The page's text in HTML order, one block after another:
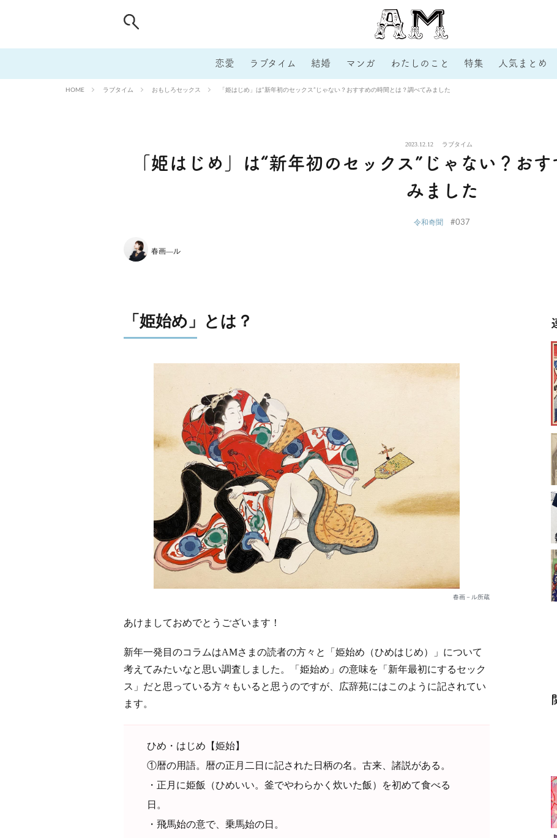
恋愛 ラブタイム 結婚 マンガ わたしのこと 特集 人気まとめ
HOME ラブタイム おもしろセックス 「姫はじめ」は“新年初のセックス”じゃない？おすすめの時間とは？調べてみました
2023.12.12 ラブタイム
「姫はじめ」は“新年初のセックス”じゃない？お
みました
令和奇聞 #037
春画―ル
「姫始め」とは？
春画－ル所蔵
あけましておめでとうございます！
新年一発目のコラムはAMさまの読者の方々と「姫始め（ひめはじめ）」について
考えてみたいなと思い調査しました。「姫始め」の意味を「新年最初にするセック
ス」だと思っている方々もいると思うのですが、広辞苑にはこのように記されてい
ます。
ひめ・はじめ【姫始】
①暦の用語。暦の正月二日に記された日柄の名。古来、諸説がある。
・正月に姫飯（ひめいい。釜でやわらかく炊いた飯）を初めて食べる
日。
・飛馬始の意で、乗馬始の日。